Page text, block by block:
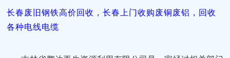
长春废旧钢铁高价回收，长春上门收购废铜废铝，回收
各种电线电缆